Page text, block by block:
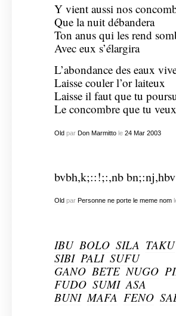
Y vient aussi nos
Que la nuit débandera
Ton anus qui les rend
Avec eux s’élargira
L’abondance des eaux
Laisse couler l’or laiteux
Laisse il faut que tu
Le concombre que tu veux
Oldpar Don Marmittole 24 Mar 2003
bvbh,k;::!;:,nb
Old par Personne ne porte le meme nom
IBU BOLO SILA TAKU
SIBI PALI SUFU
GANO BETE NUGO
FUDO SUMI ASA
BUNI MAFA FENO